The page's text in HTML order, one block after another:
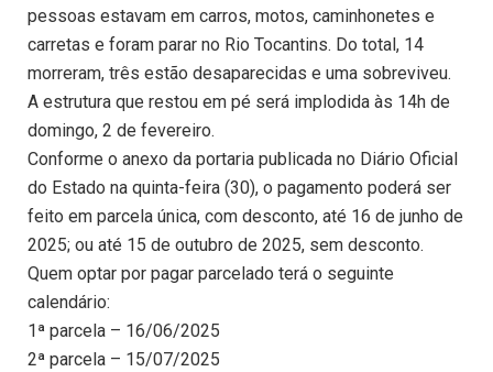
pessoas estavam em carros, motos, caminhonetes e
carretas e foram parar no Rio Tocantins. Do total, 14
morreram, três estão desaparecidas e uma sobreviveu.
A estrutura que restou em pé será implodida às 14h de
domingo, 2 de fevereiro.
Conforme o anexo da portaria publicada no Diário Oficial
do Estado na quinta-feira (30), o pagamento poderá ser
feito em parcela única, com desconto, até 16 de junho de
2025; ou até 15 de outubro de 2025, sem desconto.
Quem optar por pagar parcelado terá o seguinte
calendário:
1ª parcela – 16/06/2025
2ª parcela – 15/07/2025